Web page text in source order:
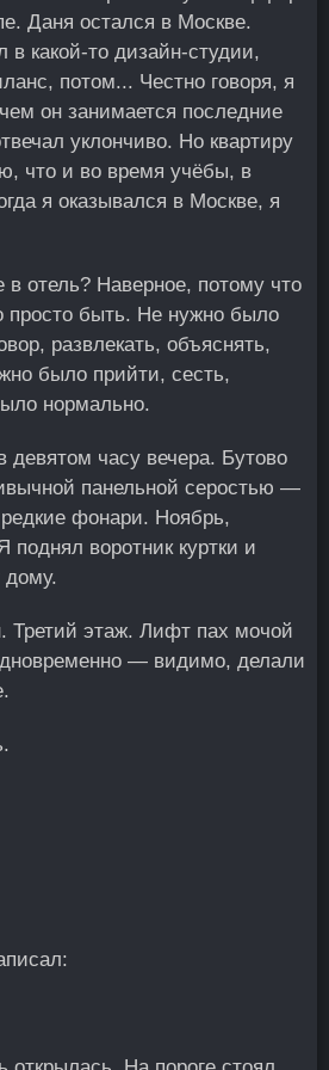
Даня остался в Москве.
в какой-то дизайн-студии,
потом... Честно говоря, я
он занимается последние
уклончиво. Но квартиру
что и во время учёбы, в
я оказывался в Москве, я
в отель? Наверное, потому что
быть. Не нужно было
развлекать, объяснять,
было прийти, сесть,
нормально.
часу вечера. Бутово
панельной серостью —
фонари. Ноябрь,
поднял воротник куртки и
дому.
этаж. Лифт пах мочой
— видимо, делали